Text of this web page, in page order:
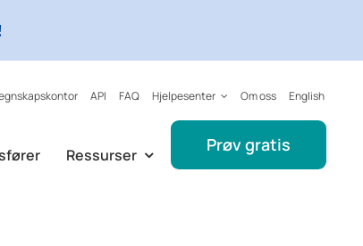
API FAQ Hjelpesenter Om oss English
Ressurser Prøv gratis